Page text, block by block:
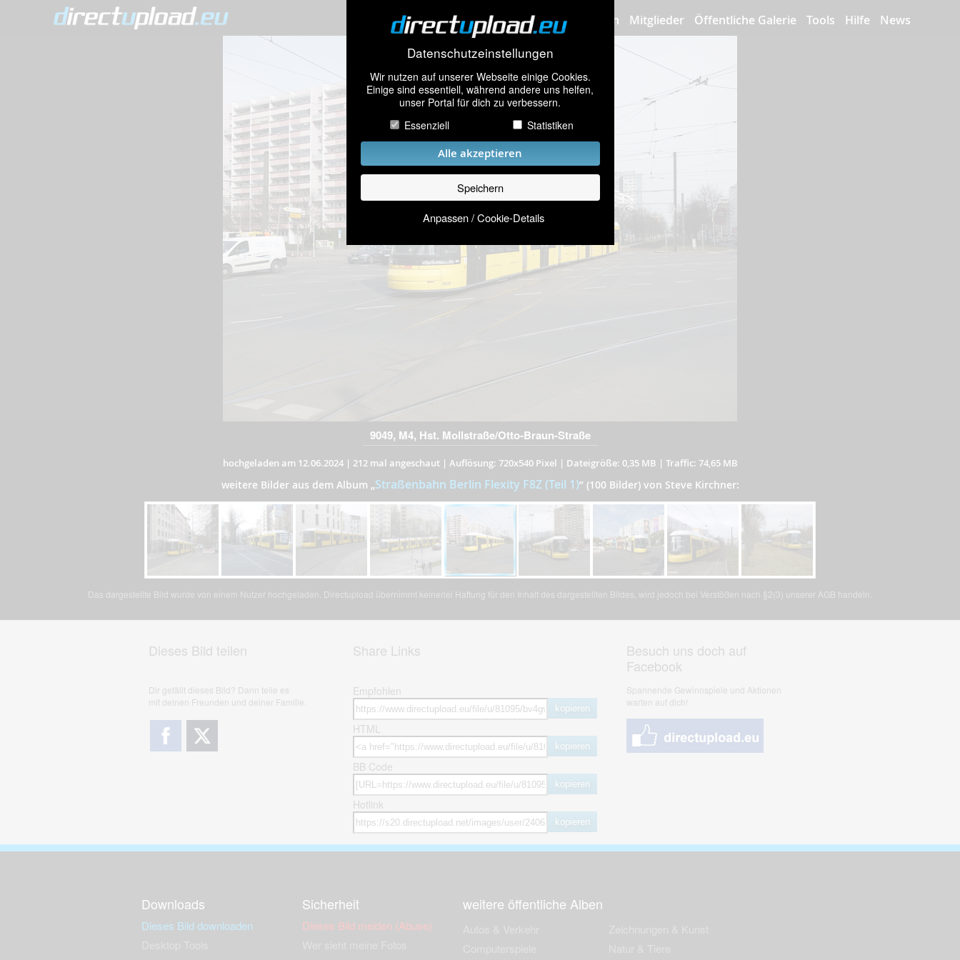
Datenschutzeinstellungen
Wir nutzen auf unserer Webseite einige Cookies.
Einige sind essentiell, während andere uns helfen,
unser Portal für dich zu verbessern.
Essenziell
Statistiken
Alle akzeptieren
Speichern
Anpassen / Cookie-Details
Bilder hochladen Mitglieder Öffentliche Galerie Tools Hilfe News
9049, M4, Hst. Mollstraße/Otto-Braun-Straße
hochgeladen am 12.06.2024| 212 mal angeschaut| Auflösung: 720x540 Pixel | Dateigröße: 0,35 MB | Traffic: 74,65 MB
weitere Bilder aus dem Album „Straßenbahn Berlin Flexity F8Z (Teil 1)” (100 Bilder) von Steve Kirchner:
Das dargestellte Bild wurde von einem Nutzer hochgeladen. Directupload übernimmt keinerlei Haftung für den Inhalt des dargestellten Bildes, wird jedoch bei Verstößen nach §2(3) unserer AGB handeln.
Dieses Bild teilen
Dir gefällt dieses Bild? Dann teile es
mit deinen Freunden und deiner Familie.
Share Links
Empfohlen
kopieren
HTML
kopieren
BB Code
kopieren
Hotlink
kopieren
Besuch uns doch auf
Facebook
Spannende Gewinnspiele und Aktionen
warten auf dich!
Downloads
Dieses Bild downloaden
Sicherheit
Dieses Bild melden (Abuse)
weitere öffentliche Alben